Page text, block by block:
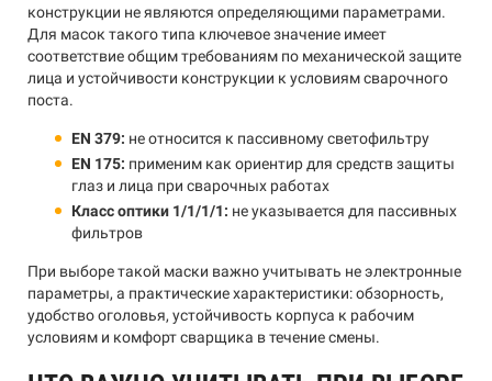
конструкции не являются определяющими параметрами.
Для масок такого типа ключевое значение имеет
соответствие общим требованиям по механической защите
лица и устойчивости конструкции к условиям сварочного
поста.
EN 379: не относится к пассивному светофильтру
EN 175: применим как ориентир для средств защиты
глаз и лица при сварочных работах
Класс оптики 1/1/1/1: не указывается для пассивных
фильтров
При выборе такой маски важно учитывать не электронные
параметры, а практические характеристики: обзорность,
удобство оголовья, устойчивость корпуса к рабочим
условиям и комфорт сварщика в течение смены.